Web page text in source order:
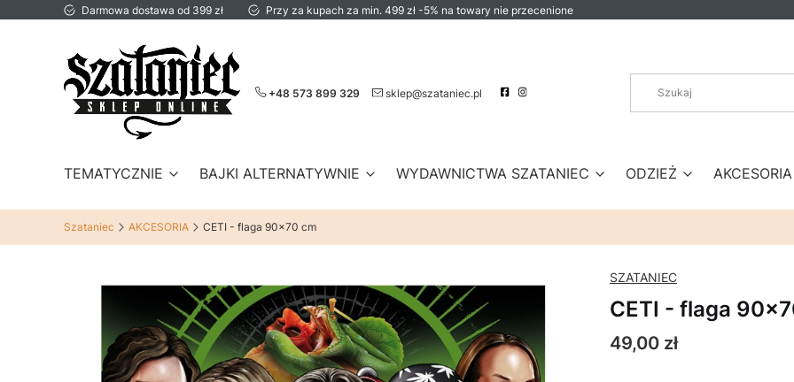
Darmowa dostawa od 399 zł Przy za kupach za min. 499 zł -5% na towary nie przecenione
+48 573 899 329 sklep@szataniec.pl
TEMATYCZNIE BAJKI ALTERNATYWNIE WYDAWNICTWA SZATANIEC ODZIEŻ AKCESORIA
Szataniec AKCESORIA CETI - flaga 90x70 cm
SZATANIEC
CETI - flaga
Cena
49,00 zł